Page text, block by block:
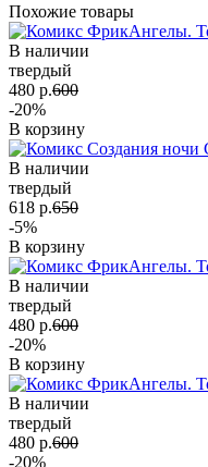
Похожие товары
В наличии
твердый
480 р.600
-20%
В корзину
В наличии
твердый
618 р.650
-5%
В корзину
В наличии
твердый
480 р.600
-20%
В корзину
В наличии
твердый
480 р.600
-20%